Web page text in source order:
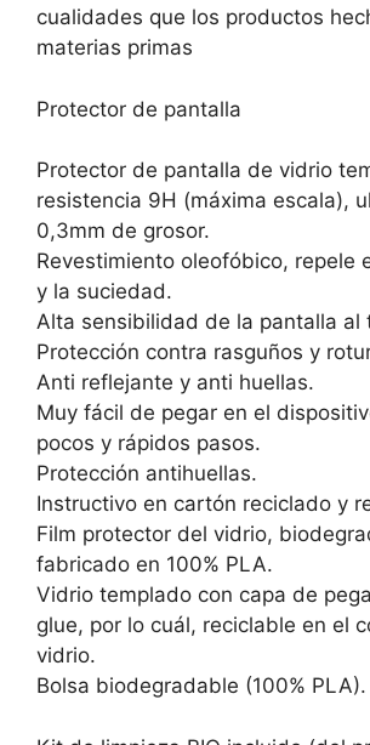
cualidades que los productos
materias primas
Protector de pantalla
Protector de pantalla de vidrio
resistencia 9H (máxima escala),
0,3mm de grosor.
Revestimiento oleofóbico, repele
y la suciedad.
Alta sensibilidad de la pantalla al
Protección contra rasguños y
Anti reflejante y anti huellas.
Muy fácil de pegar en el
pocos y rápidos pasos.
Protección antihuellas.
Instructivo en cartón reciclado y
Film protector del vidrio,
fabricado en 100% PLA.
Vidrio templado con capa de
glue, por lo cuál, reciclable en el
vidrio.
Bolsa biodegradable (100% PLA).